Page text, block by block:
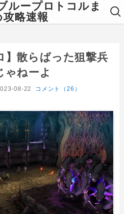
ループロトコルま
攻略速報
】散らばった狙撃兵
ゃねーよ
08-22 コメント（26）